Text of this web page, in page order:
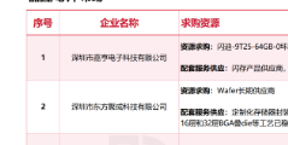
2、收群联PS3111-S11
PS5021主控
3、收INIC-6081主控/
9082主控 / 瑞导
要求带板，拆好的私聊